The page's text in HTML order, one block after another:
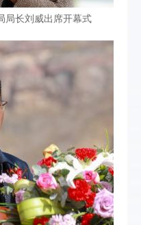
局长刘威出席开幕式